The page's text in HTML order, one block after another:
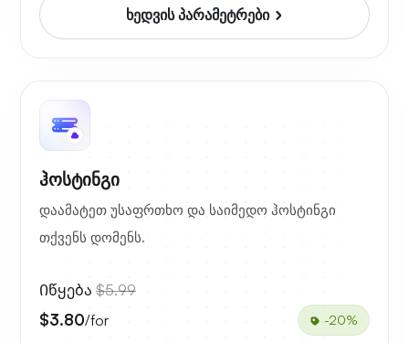
ხედვის პარამეტრები
ჰოსტინგი
დაამატეთ უსაფრთხო და საიმედო ჰოსტინგი
თქვენს დომენს.
Იწყება $5.99
$3.80/for -20%